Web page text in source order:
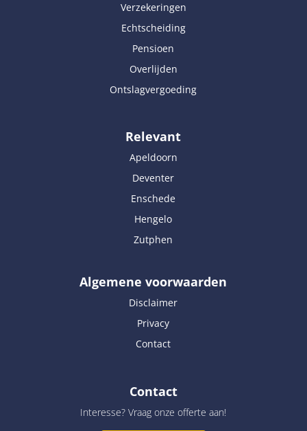
Verzekeringen
Echtscheiding
Pensioen
Overlijden
Ontslagvergoeding
Relevant
Apeldoorn
Deventer
Enschede
Hengelo
Zutphen
Algemene voorwaarden
Disclaimer
Privacy
Contact
Contact
Interesse? Vraag onze offerte aan!